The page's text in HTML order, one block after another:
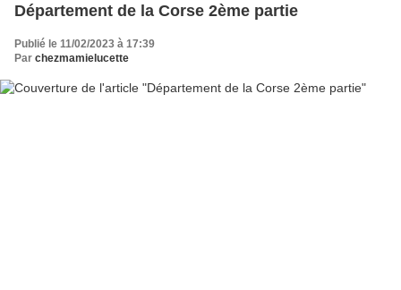
Département de la Corse 2ème partie
Publié le 11/02/2023 à 17:39
Par chezmamielucette